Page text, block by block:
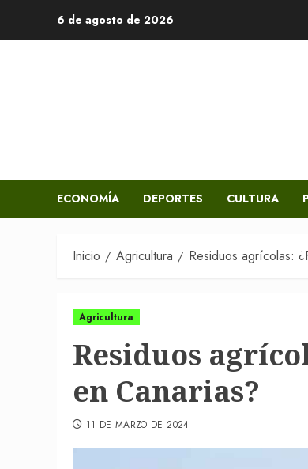
6 de agosto de 2026
ECONOMÍA DEPORTES CULTURA
Inicio Agricultura Residuos agrícolas:
Agricultura
Residuos
en Canarias?
11 DE MARZO DE 2024